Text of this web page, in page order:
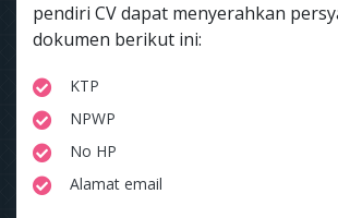
pendiri CV dapat menyerahkan
dokumen berikut ini:
KTP
NPWP
No HP
Alamat email